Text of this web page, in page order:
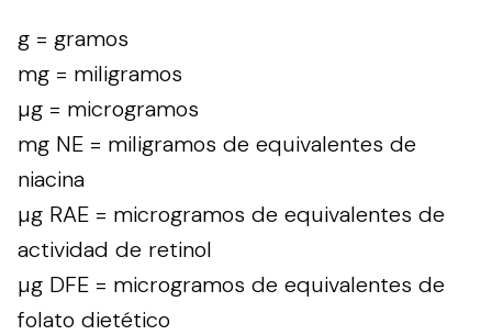
g = gramos
mg = miligramos
µg = microgramos
mg NE = miligramos de equivalentes de
niacina
µg RAE = microgramos de equivalentes de
actividad de retinol
µg DFE = microgramos de equivalentes de
folato dietético